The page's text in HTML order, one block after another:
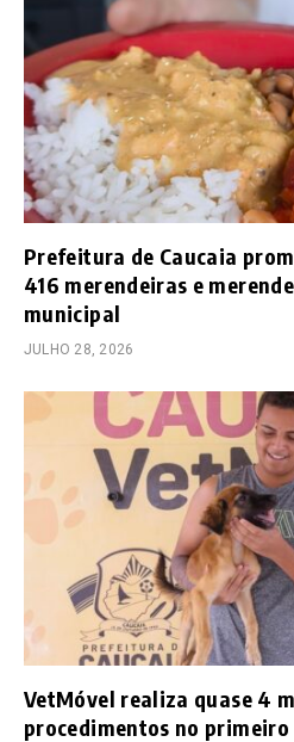
Prefeitura de Caucaia
416 merendeiras e
municipal
JULHO 28, 2026
VetMóvel realiza quase 4
procedimentos no